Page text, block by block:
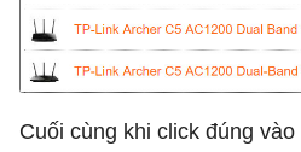
Cuối cùng khi click đúng